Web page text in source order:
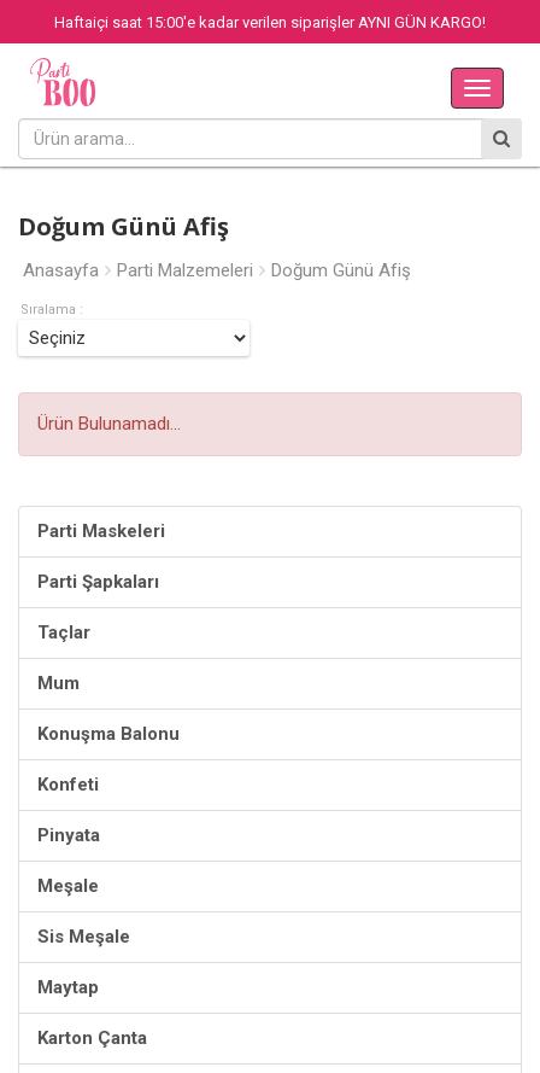
Haftaiçi saat 15:00'e kadar verilen siparişler AYNI GÜN KARGO!
Main
Menu
Doğum Günü Afiş
Anasayfa Parti Malzemeleri Doğum Günü Afiş
Sıralama :
Ürün Bulunamadı...
Parti Maskeleri
Parti Şapkaları
Taçlar
Mum
Konuşma Balonu
Konfeti
Pinyata
Meşale
Sis Meşale
Maytap
Karton Çanta